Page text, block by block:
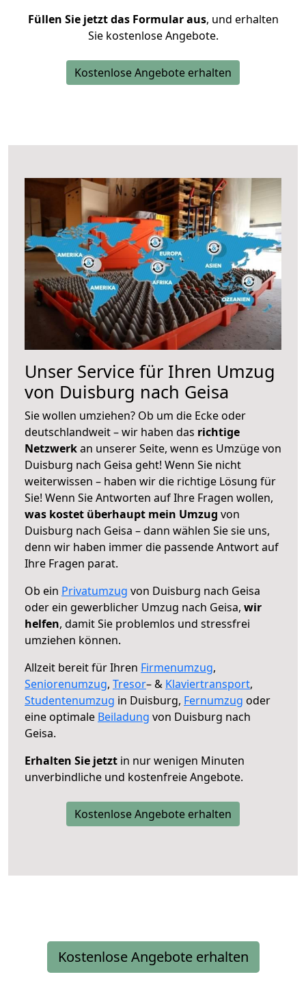
Füllen Sie jetzt das Formular aus, und erhalten
Sie kostenlose Angebote.
Kostenlose Angebote erhalten
Unser Service für Ihren Umzug
von Duisburg nach Geisa
Sie wollen umziehen? Ob um die Ecke oder
deutschlandweit – wir haben das richtige
Netzwerkan unserer Seite, wenn es Umzüge von
Duisburg nach Geisa geht! Wenn Sie nicht
weiterwissen – haben wir die richtige Lösung für
Sie! Wenn Sie Antworten auf Ihre Fragen wollen,
was kostet überhaupt mein Umzug von
Duisburg nach Geisa – dann wählen Sie sie uns,
denn wir haben immer die passende Antwort auf
Ihre Fragen parat.
Ob ein Privatumzug von Duisburg nach Geisa
oder ein gewerblicher Umzug nach Geisa, wir
helfen, damit Sie problemlos und stressfrei
umziehen können.
Allzeit bereit für Ihren Firmenumzug,
Seniorenumzug, Tresor– & Klaviertransport,
Studentenumzug in Duisburg, Fernumzug oder
eine optimale Beiladung von Duisburg nach
Geisa.
Erhalten Sie jetzt in nur wenigen Minuten
unverbindliche und kostenfreie Angebote.
Kostenlose Angebote erhalten
Kostenlose Angebote erhalten